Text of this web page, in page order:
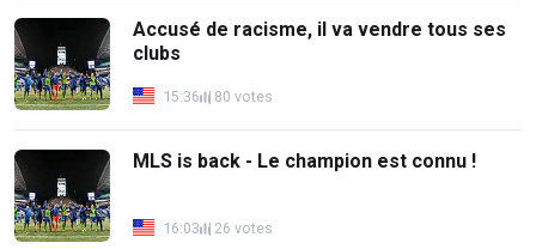
Accusé de racisme, il va vendre tous ses
clubs
15:36 80 votes
MLS is back - Le champion est connu !
16:03 26 votes